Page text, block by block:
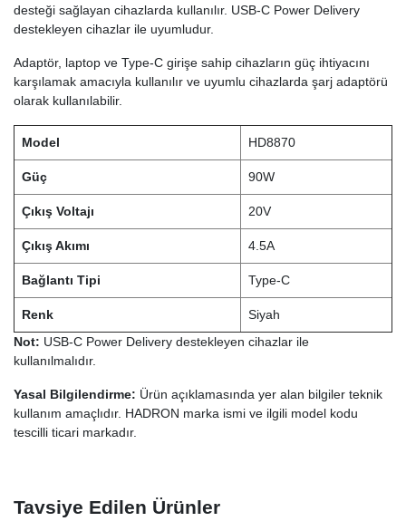
desteği sağlayan cihazlarda kullanılır. USB-C Power Delivery
destekleyen cihazlar ile uyumludur.
Adaptör, laptop ve Type-C girişe sahip cihazların güç ihtiyacını
karşılamak amacıyla kullanılır ve uyumlu cihazlarda şarj adaptörü
olarak kullanılabilir.
Model HD8870
Güç 90W
Çıkış Voltajı 20V
Çıkış Akımı 4.5A
Bağlantı Tipi Type-C
Renk
Siyah
Not: USB-C Power Delivery destekleyen cihazlar ile
kullanılmalıdır.
Yasal Bilgilendirme: Ürün açıklamasında yer alan bilgiler teknik
kullanım amaçlıdır. HADRON marka ismi ve ilgili model kodu
tescilli ticari markadır.
Tavsiye Edilen Ürünler